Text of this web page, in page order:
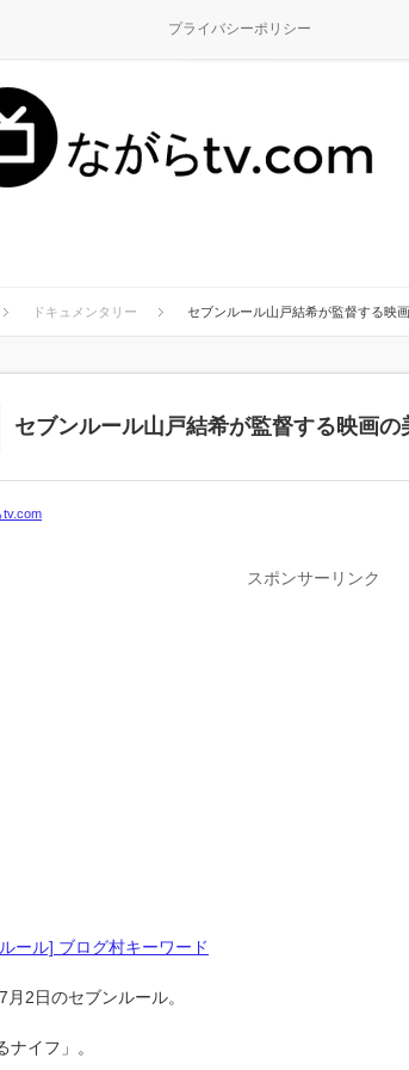
プライバシーポリシー
ドキュメンタリー セブンルール山戸結希が監督する映
セブンルール山戸結希が監督する映画
tv.com
スポンサーリンク
ール] ブログ村キーワード
月2日のセブンルール。
ナイフ」。